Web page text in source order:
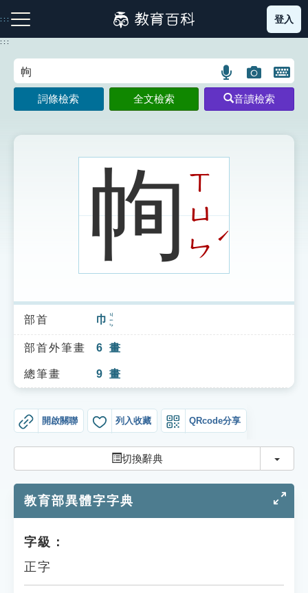
到
主
:::
注音索引圖示 筆畫索引圖示 部首索引表圖示
索引選單
知識索引
單字索引
遊戲專區
教學應用
貓頭鷹博士
登入
:::
語
言
搜
示
圖
片
搜
開
鍵
圖
詞條檢索 全文檢索 音讀檢索
㡄ㄒ
ㄩ
ㄣ
ˊ
部首 巾 ㄐㄧㄣ
部首外筆畫 6 畫
總筆畫 9 畫
開啟關聯 列入收藏 QRcode分享
切換辭典 切換
教育部異體字字典
字級：
正字